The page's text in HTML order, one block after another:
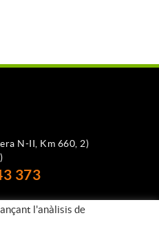
N-II, Km 660, 2)
373
l'anàlisis de